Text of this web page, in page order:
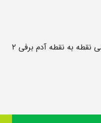
نقطه به نقطه آدم برفی ۲